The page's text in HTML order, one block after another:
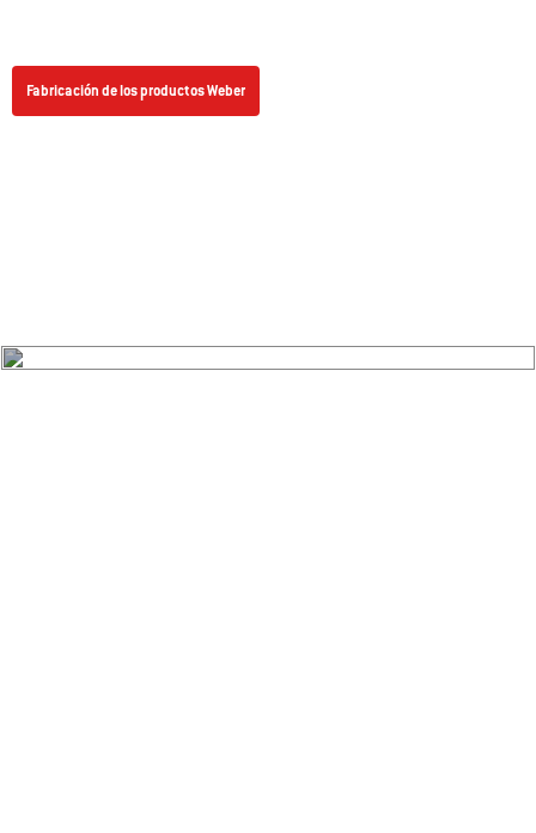
Fabricación de los productos Weber